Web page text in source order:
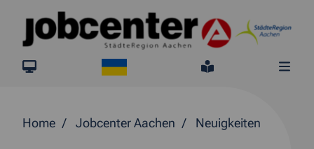
Springe direkt zum Inhalt
jobcenter.digital
Leichte
Home Jobcenter Aachen Neuigkeiten